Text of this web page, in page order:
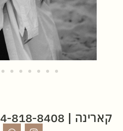
קארינה | 054-818-8408